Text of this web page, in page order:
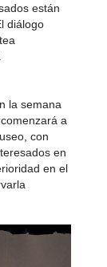
están
diálogo
la semana
a
con
en
en el